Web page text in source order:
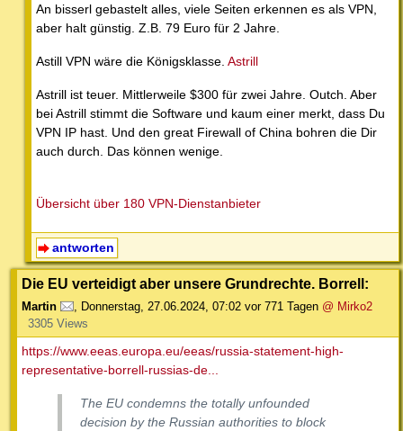
An bisserl gebastelt alles, viele Seiten erkennen es als VPN,
aber halt günstig. Z.B. 79 Euro für 2 Jahre.
Astill VPN wäre die Königsklasse. Astrill
Astrill ist teuer. Mittlerweile $300 für zwei Jahre. Outch. Aber
bei Astrill stimmt die Software und kaum einer merkt, dass Du
VPN IP hast. Und den great Firewall of China bohren die Dir
auch durch. Das können wenige.
Übersicht über 180 VPN-Dienstanbieter
antworten
Die EU verteidigt aber unsere Grundrechte. Borrell:
Martin , Donnerstag, 27.06.2024, 07:02 vor 771 Tagen @ Mirko2
3305 Views
https://www.eeas.europa.eu/eeas/russia-statement-high-
representative-borrell-russias-de...
The EU condemns the totally unfounded
decision by the Russian authorities to block